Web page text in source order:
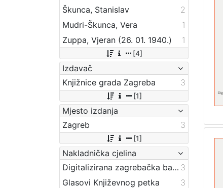
Škunca, Stanislav
2
Mudri-Škunca, Vera
1
Zuppa, Vjeran (26. 01. 1940.)
1
[4]
Izdavač
Knjižnice grada Zagreba
3
[1]
Mjesto izdanja
Zagreb
3
[1]
Nakladnička cjelina
Digitalizirana zagrebačka baština 3
Glasovi Književnog petka
3